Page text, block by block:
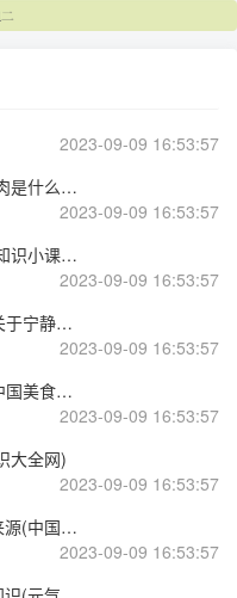
2023-09-09 16:53:57
东坡肉冷知识？东坡肉是啥意思(东坡肉是什么地方的一道菜)
2023-09-09 16:53:57
冷知识实验原视频？冷知识小实验(冷知识小课堂)
2023-09-09 16:53:57
关于宁静的冷知识(关于宁静的典例)(关于宁静的片段)
2023-09-09 16:53:57
中国的美食冷知识(中华美食冷知识)(中国美食详解)
2023-09-09 16:53:57
大全网)
2023-09-09 16:53:57
中国的鸡蛋冷知识？中国鸡蛋的主要来源(中国鸡蛋产地)
2023-09-09 16:53:57